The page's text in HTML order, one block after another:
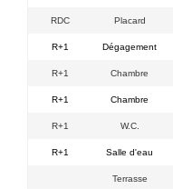
RDC Placard
R+1 Dégagement
R+1 Chambre
R+1 Chambre
R+1 W.C.
R+1 Salle d'eau
Terrasse